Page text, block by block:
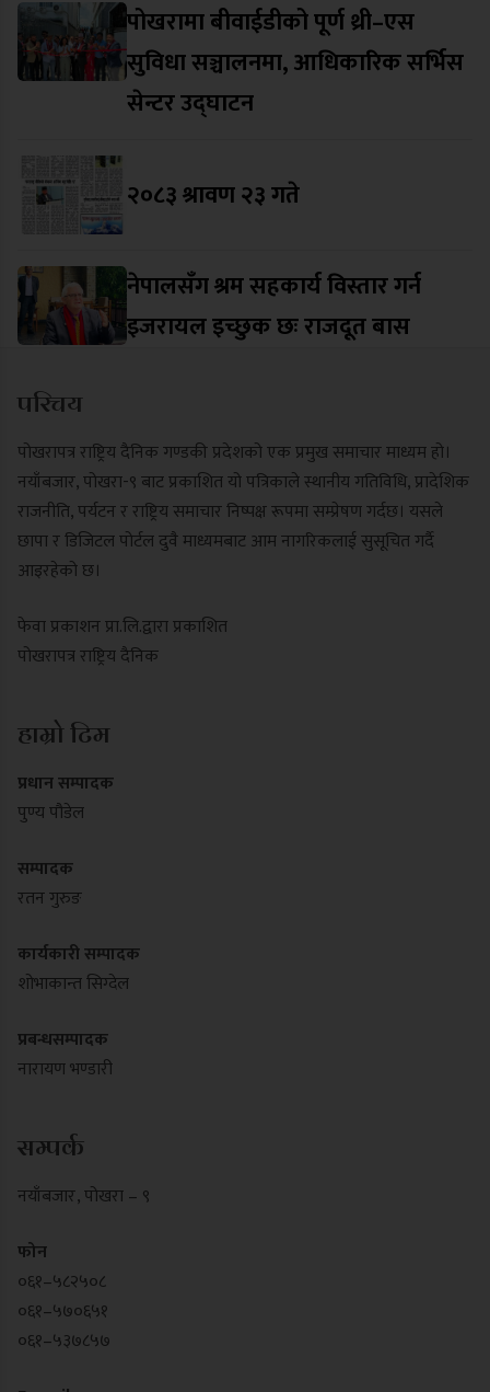
पोखरामा बीवाईडीको पूर्ण थ्री–एस
सुविधा सञ्चालनमा, आधिकारिक सर्भिस
सेन्टर उद्घाटन
२०८३ श्रावण २३ गते
नेपालसँग श्रम सहकार्य विस्तार गर्न
इजरायल इच्छुक छः राजदूत बास
परिचय
पोखरापत्र राष्ट्रिय दैनिक गण्डकी प्रदेशको एक प्रमुख समाचार माध्यम हो।
नयाँबजार, पोखरा-९ बाट प्रकाशित यो पत्रिकाले स्थानीय गतिविधि, प्रादेशिक
राजनीति, पर्यटन र राष्ट्रिय समाचार निष्पक्ष रूपमा सम्प्रेषण गर्दछ। यसले
छापा र डिजिटल पोर्टल दुवै माध्यमबाट आम नागरिकलाई सुसूचित गर्दै
आइरहेको छ।
फेवा प्रकाशन प्रा.लि.द्वारा प्रकाशित
पोखरापत्र राष्ट्रिय दैनिक
हाम्रो टिम
प्रधान सम्पादक
पुण्य पौडेल
सम्पादक
रतन गुरुङ
कार्यकारी सम्पादक
शोभाकान्त सिग्देल
प्रबन्धसम्पादक
नारायण भण्डारी
सम्पर्क
नयाँबजार , पोखरा – ९
फोन
०६१–५८२५०८
०६१–५७०६५१
०६१–५३७८५७